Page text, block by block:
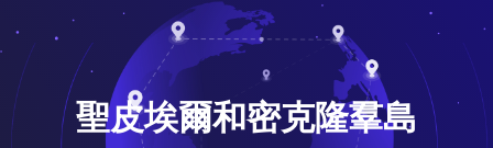
聖皮埃爾和密克隆羣島